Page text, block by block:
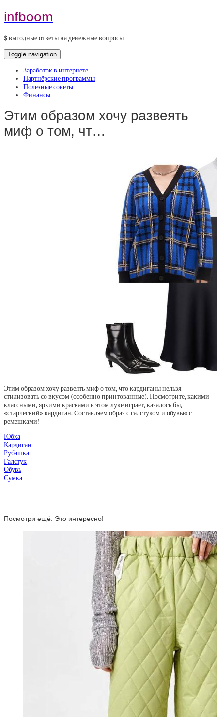
infboom
$ выгодные ответы на денежные вопросы
Toggle navigation
Заработок в интернете
Партнёрские программы
Полезные советы
Финансы
Этим образом хочу развеять
миф о том, чт…
Этим образом хочу развеять миф о том, что кардиганы нельзя
стилизовать со вкусом (особенно принтованные). Посмотрите, какими
классными, яркими красками в этом луке играет, казалось бы,
«старческий» кардиган. Составляем образ с галстуком и обувью с
ремешками!
Юбка
Кардиган
Рубашка
Галстук
Обувь
Сумка
Посмотри ещё. Это интересно!